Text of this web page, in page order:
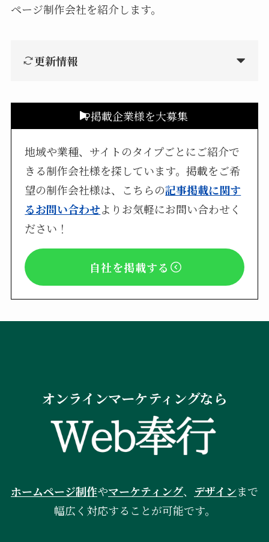
ページ制作会社を紹介します。
更新情報
掲載企業様を大募集
地域や業種、サイトのタイプごとにご紹介で
きる制作会社様を探しています。掲載をご希
望の制作会社様は、こちらの記事掲載に関す
るお問い合わせよりお気軽にお問い合わせく
ださい！
自社を掲載する
オンラインマーケティングなら
ホームページ制作やマーケティング、 デザインまで
幅広く対応することが可能です。